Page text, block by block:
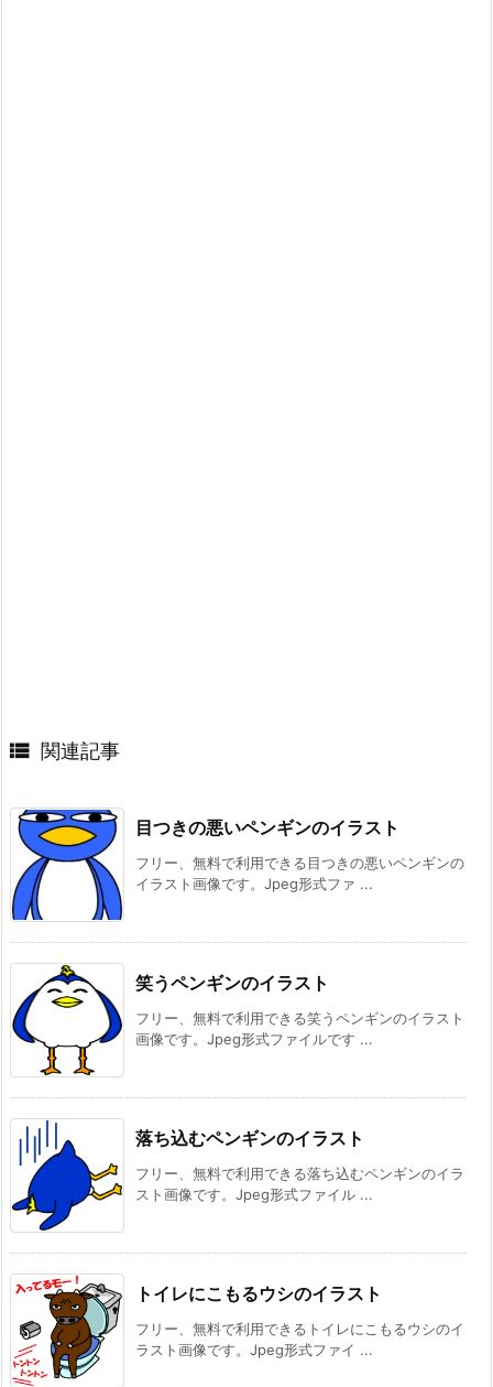
 関連記事
目つきの悪いペンギンのイラスト
フリー、無料で利用できる目つきの悪いペンギンの
イラスト画像です。Jpeg形式ファ ...
笑うペンギンのイラスト
フリー、無料で利用できる笑うペンギンのイラスト
画像です。Jpeg形式ファイルです ...
落ち込むペンギンのイラスト
フリー、無料で利用できる落ち込むペンギンのイラ
スト画像です。Jpeg形式ファイル ...
トイレにこもるウシのイラスト
フリー、無料で利用できるトイレにこもるウシのイ
ラスト画像です。Jpeg形式ファイ ...